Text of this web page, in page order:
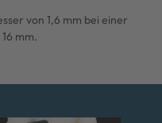
von 1,6 mm bei einer
mm.